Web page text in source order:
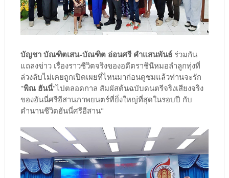
บัญชา บัณฑิตเสน-บัณฑิต อ่อนศรี คำแสนพันธ์ ร่วมกัน
แถลงข่าว เรื่องราวชีวิตจริงของอดีตราชินีหมอลำลูกทุ่งที่
ล่วงลับไม่เคยถูกเปิดเผยที่ไหนมาก่อนดูชมแล้วท่านจะรัก
"พิณ ฮันนี่"ไปตลอดกาล สัมผัสต้นฉบับดนตรีจริงเสียงจริง
ของฮันนี่ศรีอีสานภาพยนตร์ที่ยิ่งใหญ่ที่สุดในรอบปี กับ
ตำนานชีวิตฮันนี่ศรีอีสาน"